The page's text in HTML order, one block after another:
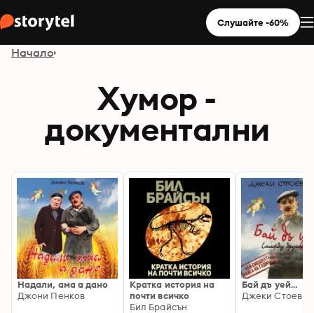
Слушайте -60%
Начало
Хумор -
документални
Надали, ама а дано
Джони Пенков
Кратка история на
почти всичко
Бил Брайсън
Бай дъ уей...
Джеки Стоев